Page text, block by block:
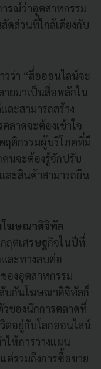
ารณ์ว่าอุตสาหกรรม
ดส่วนที่ใกล้เคียงกับ
ว่า “สื่อออนไลน์จะ
ายมาเป็นสื่อหลักใน
ละสามารถสร้าง
ลาดจะต้องเข้าใจ
ฤติกรรมผู้บริโภคที่มี
คนจะต้องรู้จักปรับ
ละสินค้าสามารถยืน
โฆษณาดิจิทัล
ฤตเศรษฐกิจในปีที่
ละทางลบต่อ
องอุตสาหกรรม
บกันโฆษณาดิจิทัลก็
วของนักการตลาดที่
ตอยู่กับโลกออนไลน์
ให้การวางแผน
ต่รวมถึงการซื้อขาย